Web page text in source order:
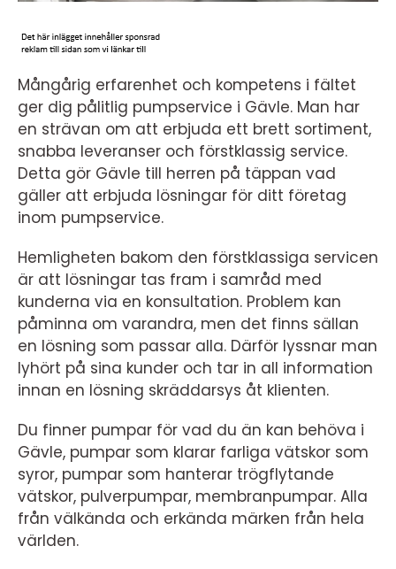
Mångårig erfarenhet och kompetens i fältet
ger dig pålitlig pumpservice i Gävle. Man har
en strävan om att erbjuda ett brett sortiment,
snabba leveranser och förstklassig service.
Detta gör Gävle till herren på täppan vad
gäller att erbjuda lösningar för ditt företag
inom pumpservice.
Hemligheten bakom den förstklassiga servicen
är att lösningar tas fram i samråd med
kunderna via en konsultation. Problem kan
påminna om varandra, men det finns sällan
en lösning som passar alla. Därför lyssnar man
lyhört på sina kunder och tar in all information
innan en lösning skräddarsys åt klienten.
Du finner pumpar för vad du än kan behöva i
Gävle, pumpar som klarar farliga vätskor som
syror, pumpar som hanterar trögflytande
vätskor, pulverpumpar, membranpumpar. Alla
från välkända och erkända märken från hela
världen.